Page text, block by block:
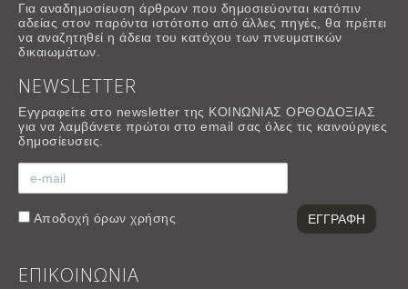
Για αναδημοσίευση άρθρων που δημοσιεύονται κατόπιν
αδείας στον παρόντα ιστότοπο από άλλες πηγές, θα πρέπει
να αναζητηθεί η άδεια του κατόχου των πνευματικών
δικαιωμάτων.
NEWSLETTER
Εγγραφείτε στο newsletter της ΚΟΙΝΩΝΙΑΣ ΟΡΘΟΔΟΞΙΑΣ
για να λαμβάνετε πρώτοι στο email σας όλες τις καινούργιες
δημοσίευσεις.
Αποδοχή όρων χρήσης
ΕΠΙΚΟΙΝΩΝΙΑ